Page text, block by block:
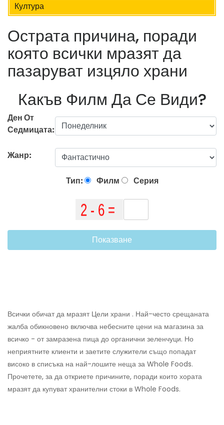
Култура
Острата причина, поради
която всички мразят да
пазаруват изцяло храни
Какъв Филм Да Се Види?
Ден От
Седмицата:
Жанр:
Тип: Филм Серия
Показване
Всички обичат да мразят Цели храни . Най-често срещаната
жалба обикновено включва небесните цени на магазина за
всичко - от замразена пица до органични зеленчуци. Но
неприятните клиенти и заетите служители също попадат
високо в списъка на най-лошите неща за Whole Foods.
Прочетете, за да откриете причините, поради които хората
мразят да купуват хранителни стоки в Whole Foods.